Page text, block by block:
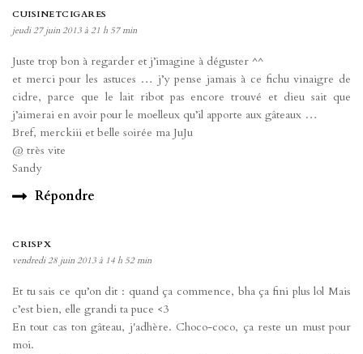
CUISINETCIGARES
jeudi 27 juin 2013 à 21 h 57 min
Juste trop bon à regarder et j’imagine à déguster ^^
et merci pour les astuces … j’y pense jamais à ce fichu vinaigre de
cidre, parce que le lait ribot pas encore trouvé et dieu sait que
j’aimerai en avoir pour le moelleux qu’il apporte aux gâteaux …
Bref, merckiii et belle soirée ma JuJu
@ très vite
Sandy
Répondre
CRISPX
vendredi 28 juin 2013 à 14 h 52 min
Et tu sais ce qu’on dit : quand ça commence, bha ça fini plus lol Mais
c’est bien, elle grandi ta puce <3
En tout cas ton gâteau, j'adhère. Choco-coco, ça reste un must pour
moi.